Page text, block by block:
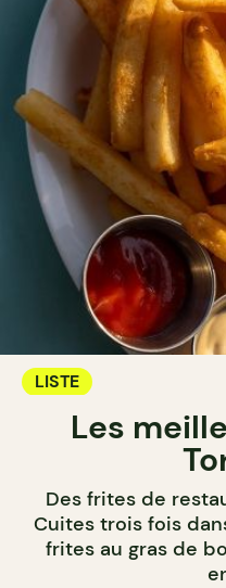
LISTE
Les
Des frites de
Cuites trois fois
frites au gras de